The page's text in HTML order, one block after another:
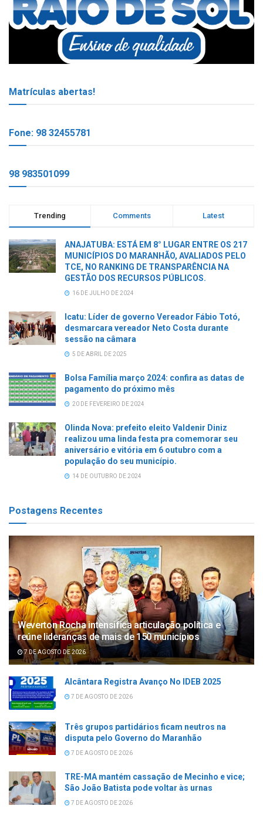
Matrículas abertas!
Fone: 98 32455781
98 983501099
Trending Comments Latest
ANAJATUBA: ESTÁ EM 8° LUGAR ENTRE OS 217
MUNICÍPIOS DO MARANHÃO, AVALIADOS PELO
TCE, NO RANKING DE TRANSPARÊNCIA NA
GESTÃO DOS RECURSOS PÚBLICOS.
16 DE JULHO DE 2024
Icatu: Líder de governo Vereador Fábio Totó,
desmarcara vereador Neto Costa durante
sessão na câmara
5 DE ABRIL DE 2025
Bolsa Família março 2024: confira as datas de
pagamento do próximo mês
20 DE FEVEREIRO DE 2024
Olinda Nova: prefeito eleito Valdenir Diniz
realizou uma linda festa pra comemorar seu
aniversário e vitória em 6 outubro com a
população do seu município.
14 DE OUTUBRO DE 2024
Postagens Recentes
Weverton Rocha intensifica articulação política e
reúne lideranças de mais de 150 municípios
7 DE AGOSTO DE 2026
Alcântara Registra Avanço No IDEB 2025
7 DE AGOSTO DE 2026
Três grupos partidários ficam neutros na
disputa pelo Governo do Maranhão
7 DE AGOSTO DE 2026
TRE-MA mantém cassação de Mecinho e vice;
São João Batista pode voltar às urnas
7 DE AGOSTO DE 2026